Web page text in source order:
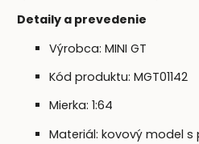
Detaily a prevedenie
Výrobca: MINI GT
Kód produktu: MGT01142
Mierka: 1:64
Materiál: kovový model